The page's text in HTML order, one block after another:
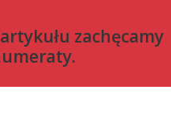
zachęcamy
.